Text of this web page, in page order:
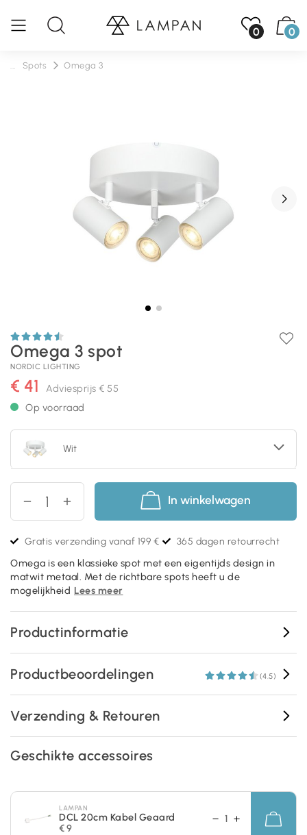
0 0
Spots Omega 3
Omega 3 spot
NORDIC LIGHTING
€ 41 Adviesprijs € 55
Op voorraad
Wit
In winkelwagen
Gratis verzending vanaf 199 € 365 dagen retourrecht
Omega is een klassieke spot met een eigentijds design in
matwit metaal. Met de richtbare spots heeft u de
mogelijkheid Lees meer
Productinformatie
Productbeoordelingen (4.5)
Verzending & Retouren
Geschikte accessoires
LAMPAN
DCL 20cm Kabel Geaard
€ 9